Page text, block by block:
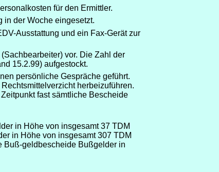
für den Ermittler.
in der Woche eingesetzt.
Ausstattung und ein Fax-Gerät zur
vor. Die Zahl der
15.2.99) aufgestockt.
persönliche Gespräche geführt.
herbeizuführen.
fast sämtliche Bescheide
in Höhe von insgesamt 37 TDM
in Höhe von insgesamt 307 TDM
Buß-geldbescheide Bußgelder in